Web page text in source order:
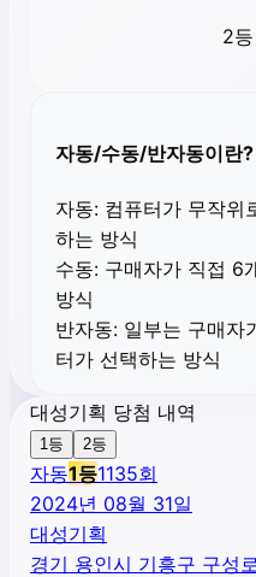
2
자동/수동/반자동이란?
자동: 컴퓨터가 무작위
하는 방식
수동: 구매자가 직접 6
방식
반자동: 일부는 구매자
터가 선택하는 방식
대성기획 당첨 내역
1등 2등
자동1등1135회
2024년 08월 31일
대성기획
경기 용인시 기흥구 구성